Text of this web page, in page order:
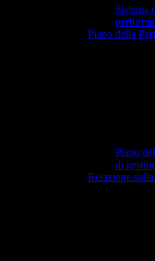
Sistema
Piano della
Piano
di
Relazione